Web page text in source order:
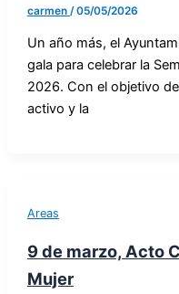
carmen /05/05/2026
Un año más, el
gala para celebrar la
2026. Con el objetivo
activo y la
Areas
9 de marzo, Acto
Mujer